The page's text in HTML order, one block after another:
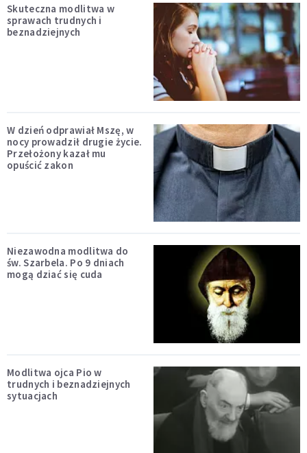
Skuteczna modlitwa w
sprawach trudnych i
beznadziejnych
W dzień odprawiał Mszę, w
nocy prowadził drugie życie.
Przełożony kazał mu
opuścić zakon
Niezawodna modlitwa do
św. Szarbela. Po 9 dniach
mogą dziać się cuda
Modlitwa ojca Pio w
trudnych i beznadziejnych
sytuacjach